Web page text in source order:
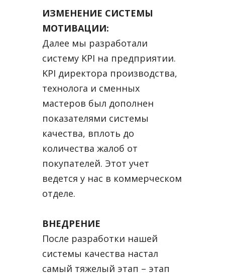
ИЗМЕНЕНИЕ СИСТЕМЫ
МОТИВАЦИИ:
Далее мы разработали
систему KPI на предприятии.
KPI директора производства,
технолога и сменных
мастеров был дополнен
показателями системы
качества, вплоть до
количества жалоб от
покупателей. Этот учет
ведется у нас в коммерческом
отделе.
ВНЕДРЕНИЕ
После разработки нашей
системы качества настал
самый тяжелый этап – этап